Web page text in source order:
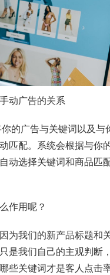
动广告的关系
的广告与关键词以及与
匹配。系统会根据与你
动选择关键词和商品匹
作用呢？
为我们的新产品标题和
是我们自己的主观判断
些关键词才是客人点击